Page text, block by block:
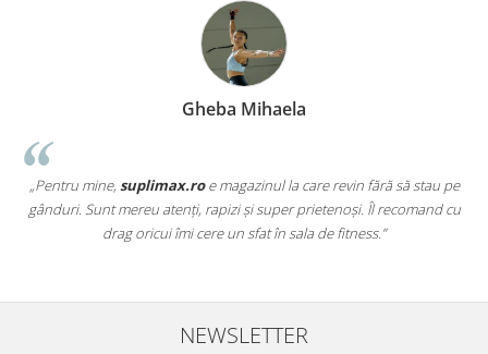
Gheba Mihaela
„Pentru mine,suplimax.roe magazinul la care revin fără să stau pe
gânduri. Sunt mereu atenți, rapizi și super prietenoși. Îl recomand cu
drag oricui îmi cere un sfat în sala de fitness.”
NEWSLETTER